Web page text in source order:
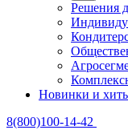
Решения
Новинки и
8(800)100-14-42